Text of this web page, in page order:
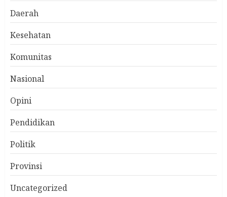
Daerah
Kesehatan
Komunitas
Nasional
Opini
Pendidikan
Politik
Provinsi
Uncategorized